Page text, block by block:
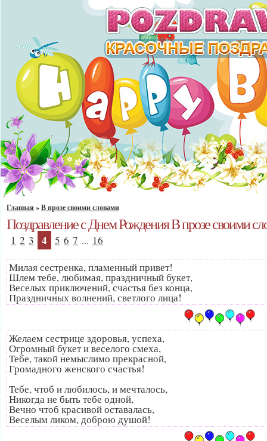
Главная »В прозе своими словами
Поздравление с Днем Рождения В прозе своими
1 2 3 4 5 6 7 ... 16
Милая сестренка, пламенный привет!
Шлем тебе, любимая, праздничный букет,
Веселых приключений, счастья без конца,
Праздничных волнений, светлого лица!
Желаем сестрице здоровья, успеха,
Огромный букет и веселого смеха,
Тебе, такой немыслимо прекрасной,
Громадного женского счастья!
Тебе, чтоб и любилось, и мечталось,
Никогда не быть тебе одной,
Вечно чтоб красивой оставалась,
Веселым ликом, доброю душой!